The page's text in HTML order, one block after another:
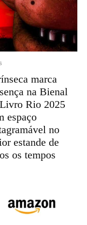
marca
na Bienal
Rio 2025
espaço
no
estande de
os tempos